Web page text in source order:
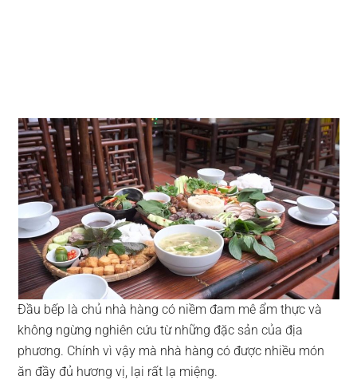
Đầu bếp là chủ nhà hàng có niềm đam mê ẩm thực và
không ngừng nghiên cứu từ những đặc sản của địa
phương. Chính vì vậy mà nhà hàng có được nhiều món
ăn đầy đủ hương vị, lại rất lạ miệng.